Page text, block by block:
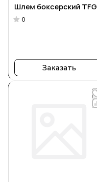
Шлем боксерский TFG
0
Заказать